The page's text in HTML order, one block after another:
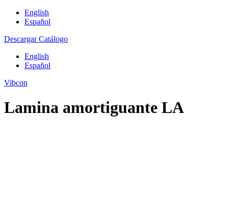
English
Español
Descargar Catálogo
English
Español
Vibcon
Lamina amortiguante LA